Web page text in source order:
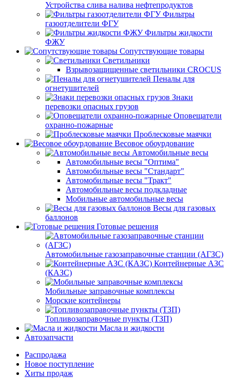
Устройства слива налива нефтепродуктов
Фильтры
газоотделители ФГУ
Фильтры жидкости
ФЖУ
Сопутствующие товары
Светильники
Взрывозащищенные светильники CROCUS
Пеналы для
огнетушителей
Знаки
перевозки опасных грузов
Оповещатели
охранно-пожарные
Проблесковые маячки
Весовое обоурдование
Автомобильные весы
Автомобильные весы "Оптима"
Автомобильные весы "Стандарт"
Автомобильные весы "Тракт"
Автомобильные весы подкладные
Мобильные автомобильные весы
Весы для газовых
баллонов
Готовые решения
Автомобильные газозаправочные станции (АГЗС)
Контейнерные АЗС
(КАЗС)
Мобильные заправочные комплексы
Морские контейнеры
Топливозаправочные пункты (ТЗП)
Масла и жидкости
Автозапчасти
Распродажа
Новое поступление
Хиты продаж